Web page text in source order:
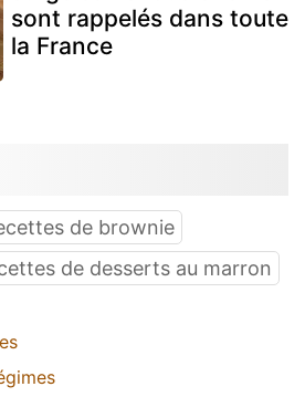
sont rappelés dans toute
la France
de brownie
de desserts au marron